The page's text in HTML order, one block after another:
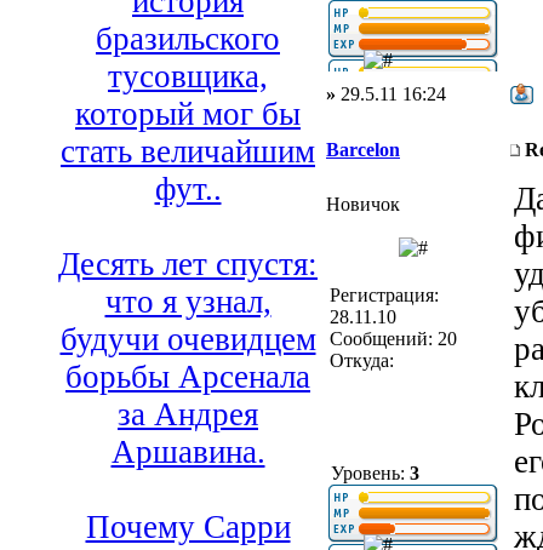
бразильского
тусовщика,
который мог бы
стать величайшим
фут..
Десять лет спустя:
что я узнал,
будучи очевидцем
борьбы Арсенала
за Андрея
Аршавина.
Почему Сарри
» 29.5.11 16:24
Barcelon
Новичок
Регистрация:
28.11.10
Сообщений: 20
Откуда:
Уровень: 3